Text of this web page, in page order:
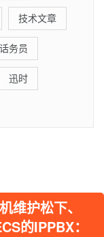
技术文章
务员
迅时
护松下、
的IPPBX：